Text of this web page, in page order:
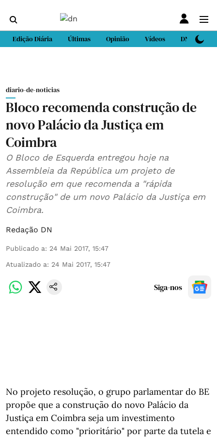
Edição Diária Últimas Opinião Vídeos DN Sport
diario-de-noticias
Bloco recomenda construção de
novo Palácio da Justiça em
Coimbra
O Bloco de Esquerda entregou hoje na
Assembleia da República um projeto de
resolução em que recomenda a "rápida
construção" de um novo Palácio da Justiça em
Coimbra.
Redação DN
Publicado a: 24 Mai 2017, 15:47
Atualizado a: 24 Mai 2017, 15:47
Siga-nos
No projeto resolução, o grupo parlamentar do BE
propõe que a construção do novo Palácio da
Justiça em Coimbra seja um investimento
entendido como "prioritário" por parte da tutela e